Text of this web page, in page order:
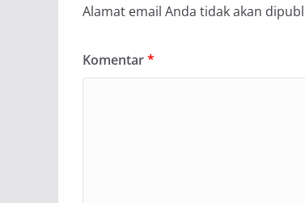
Alamat email Anda tidak akan
Komentar*